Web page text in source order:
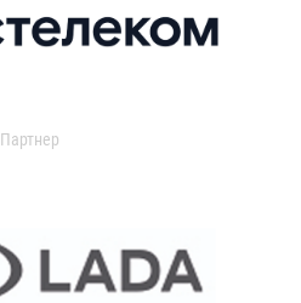
Партнер